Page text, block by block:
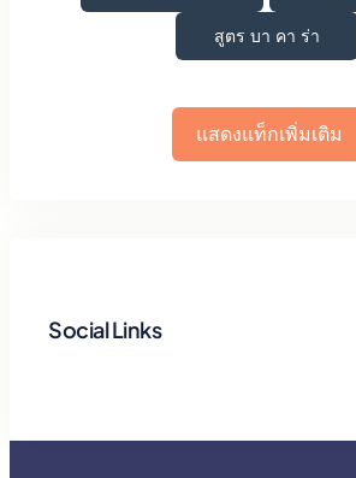
สูตร บา คา ร่า
แสดงแท็กเพิ่มเติม
Social Links